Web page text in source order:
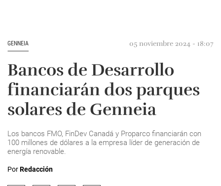
GENNEIA 05 noviembre 2024 - 18:07
Bancos de Desarrollo
financiarán dos parques
solares de Genneia
Los bancos FMO, FinDev Canadá y Proparco financiarán con
100 millones de dólares a la empresa líder de generación de
energía renovable.
PorRedacción